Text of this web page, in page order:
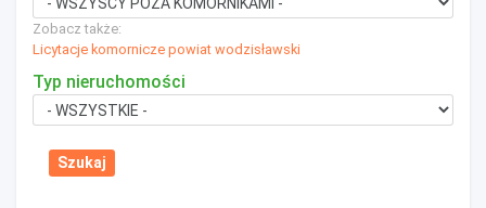
Zobacz także:
Licytacje komornicze powiat wodzisławski
Typ nieruchomości